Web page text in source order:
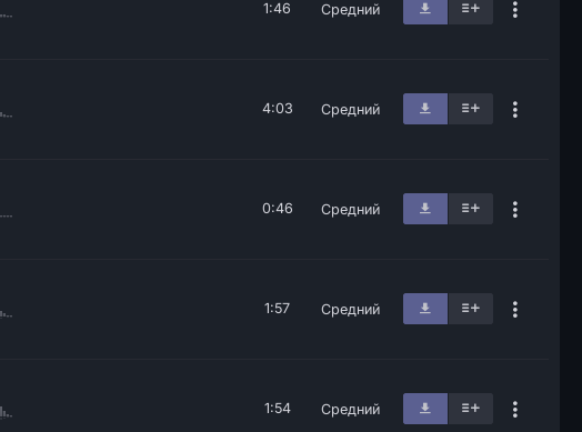
1:46 Средний
4:03 Средний
0:46 Средний
1:57 Средний
1:54 Средний